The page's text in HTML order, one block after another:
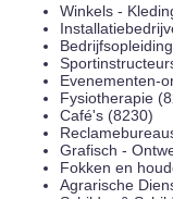
Winkels -
Evenementen-
Fysiotherapie
Café's (8230)
Grafisch -
Fokken en
Agrarische